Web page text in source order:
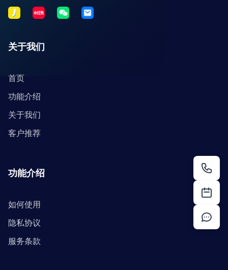
关于我们
首页
功能介绍
关于我们
客户推荐
功能介绍
如何使用
隐私协议
服务条款